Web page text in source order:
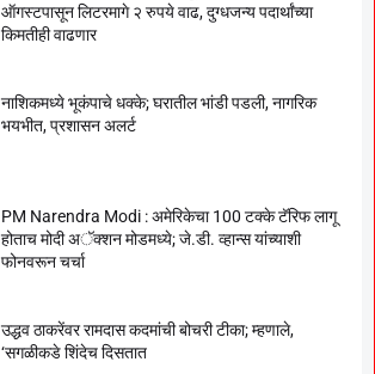
ऑगस्टपासून लिटरमागे २ रुपये वाढ, दुग्धजन्य पदार्थांच्या
किमतीही वाढणार
नाशिकमध्ये भूकंपाचे धक्के; घरातील भांडी पडली, नागरिक
भयभीत, प्रशासन अलर्ट
PM Narendra Modi : अमेरिकेचा 100 टक्के टॅरिफ लागू
होताच मोदी अॅक्शन मोडमध्ये; जे.डी. व्हान्स यांच्याशी
फोनवरून चर्चा
उद्धव ठाकरेंवर रामदास कदमांची बोचरी टीका; म्हणाले,
‘सगळीकडे शिंदेच दिसतात